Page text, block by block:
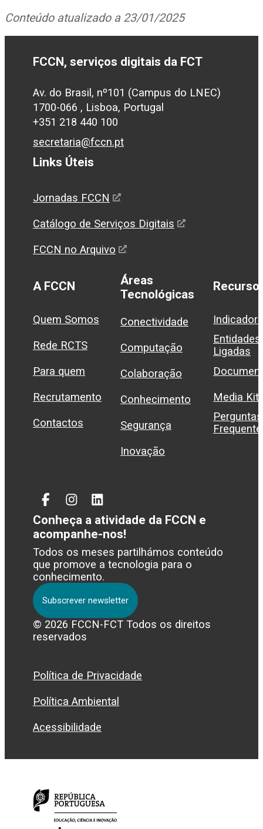
Conteúdo atualizado a 23/01/2025
FCCN, serviços digitais da FCT
Av. do Brasil, nº101 (Campus do LNEC)
1700-066 , Lisboa, Portugal
+351 218 440 100
secretaria@fccn.pt
Links Úteis
Jornadas FCCN
Catálogo de Serviços Digitais
FCCN no Arquivo
A FCCN
Quem Somos
Rede RCTS
Para quem
Recrutamento
Contactos
Áreas
Tecnológicas
Conectividade
Computação
Colaboração
Conhecimento
Segurança
Inovação
Entidades
Ligadas
Media Kit
Perguntas
FacebookInstagram
Linked
In
Conheça a atividade da FCCN e
acompanhe-nos!
Todos os meses partilhámos conteúdo
que promove a tecnologia para o
conhecimento.
Subscrever newsletter
© 2026 FCCN-FCT Todos os direitos
reservados
Política de Privacidade
Política Ambiental
Acessibilidade